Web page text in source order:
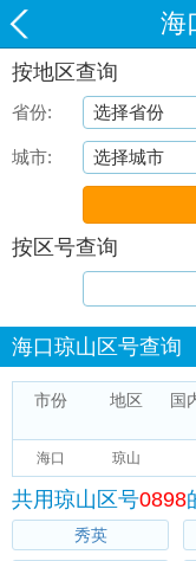
海
按地区查询
省份:
城市:
按区号查询
海口琼山区号查询
市份 地区
国
海口 琼山
共用琼山区号0898
秀英